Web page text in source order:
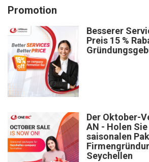
Promotion
Besserer
Preis 15 %
Der Oktober-
AN - Holen
saisonalen
Seychellen